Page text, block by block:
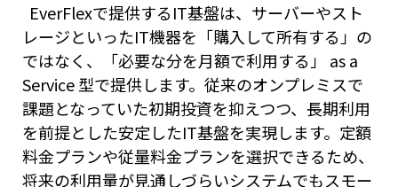
EverFlexで提供するIT基盤は、サーバーやスト
レージといったIT機器を「購入して所有する」の
ではなく、「必要な分を月額で利用する」 as a
Service 型で提供します。従来のオンプレミスで
課題となっていた初期投資を抑えつつ、長期利用
を前提とした安定したIT基盤を実現します。定額
料金プランや従量料金プランを選択できるため、
将来の利用量が見通しづらいシステムでもスモー